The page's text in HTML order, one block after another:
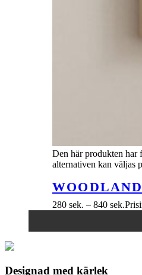
Den här produkten har
alternativen kan väljas
280 sek. – 840 sek.
Designad med kärlek